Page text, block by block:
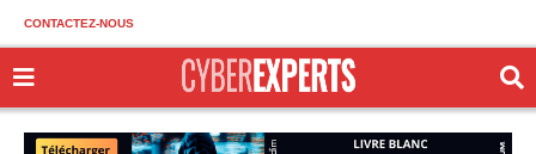
CONTACTEZ-NOUS